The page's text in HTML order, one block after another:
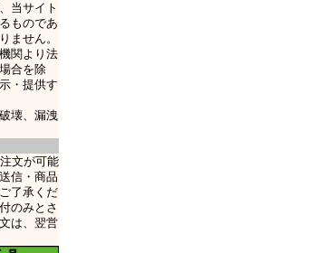
当サイト
ものであ
ません。
関より法
合を除
・提供す
壊、漏洩
文が可能
信・商品
了承くだ
のみとさ
は、翌営